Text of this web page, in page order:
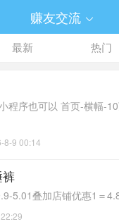
赚友交流 
最新 热门
程序也可以 首页-横幅-
8-9 00:14
5.01叠加店铺优惠1＝